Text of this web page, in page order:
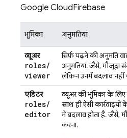
Google CloudFirebase
भूमिका अनुमतियां
व्यूअर
roles/
viewer
सिर्फ़ पढ़ने की अनुमति
अनुमतियां. जैसे, मौजूदा
लेकिन उनमें बदलाव नहीं
एडिटर
roles/
editor
व्यूअर की भूमिका के लिए
साथ हीऐसी कार्रवाइयों
में बदलाव होता है. जैसे,
करना.